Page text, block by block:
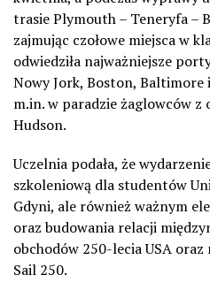
trasie Plymouth – Teneryfa –
zajmując czołowe miejsca w
odwiedziła najważniejsze
Nowy Jork, Boston, Baltimore
m.in. w paradzie żaglowców z
Hudson.
Uczelnia podała, że
szkoleniową dla studentów
Gdyni, ale również ważnym
oraz budowania relacji
obchodów 250-lecia USA
Sail 250.